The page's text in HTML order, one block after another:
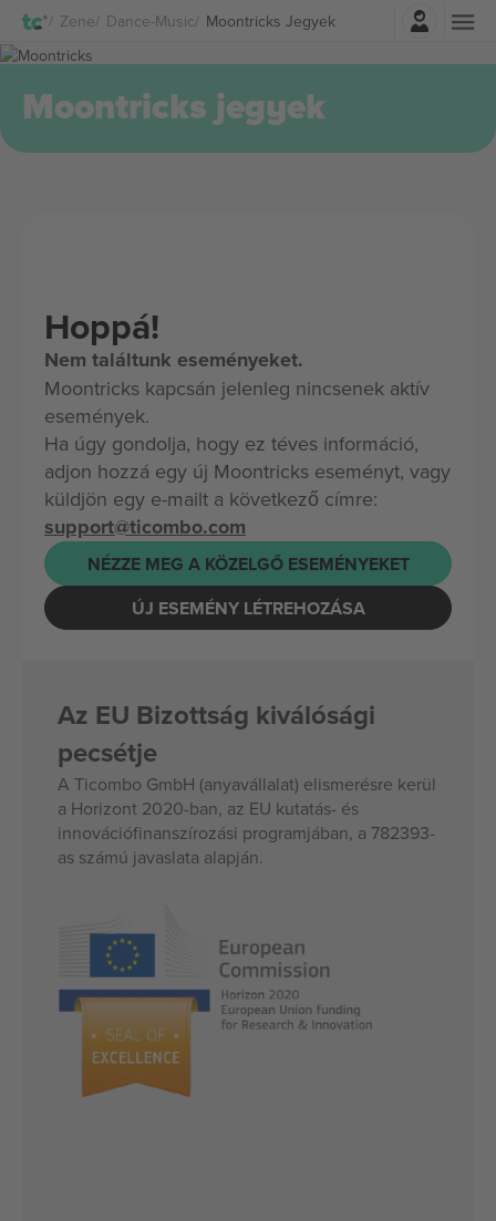
Zene Dance-Music Moontricks Jegyek
Belépés
Moontricks jegyek
Hoppá!
Nem találtunk eseményeket.
Moontricks kapcsán jelenleg nincsenek aktív
események.
Ha úgy gondolja, hogy ez téves információ,
adjon hozzá egy új Moontricks eseményt, vagy
küldjön egy e-mailt a következő címre:
support@ticombo.com
NÉZZE MEG A KÖZELGŐ ESEMÉNYEKET
ÚJ ESEMÉNY LÉTREHOZÁSA
Az EU Bizottság kiválósági
pecsétje
A Ticombo GmbH (anyavállalat) elismerésre kerül
a Horizont 2020-ban, az EU kutatás- és
innovációfinanszírozási programjában, a 782393-
as számú javaslata alapján.